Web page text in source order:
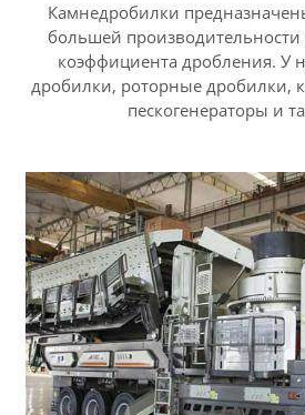
Камнедробилки
большей производительности
коэффициента дробления. У
дробилки, роторные дробилки,
пескогенераторы и